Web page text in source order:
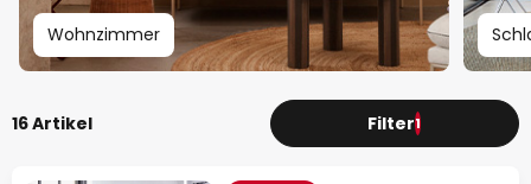
Wohnzimmer
16 Artikel Filter1